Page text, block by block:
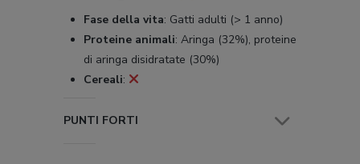
Fase della vita: Gatti adulti (> 1 anno)
Proteine animali: Aringa (32%), proteine
di aringa disidratate (30%)
Cereali:
PUNTI FORTI